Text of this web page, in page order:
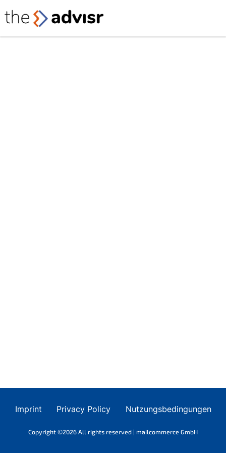
Imprint Privacy Policy Nutzungsbedingungen
Copyright ©2026 All rights reserved | mailcommerce GmbH